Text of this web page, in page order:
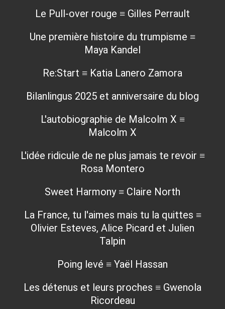
Le Pull-over rouge ≡ Gilles Perrault
Une première histoire du trumpisme ≡
Maya Kandel
Re:Start ≡ Katia Lanero Zamora
Bilanlingus 2025 et anniversaire du blog
L'autobiographie de Malcolm X ≡
Malcolm X
L'idée ridicule de ne plus jamais te revoir ≡
Rosa Montero
Sweet Harmony ≡ Claire North
La France, tu l'aimes mais tu la quittes ≡
Olivier Esteves, Alice Picard et Julien
Talpin
Poing levé ≡ Yaël Hassan
Les détenus et leurs proches ≡ Gwenola
Ricordeau